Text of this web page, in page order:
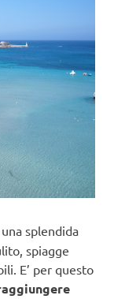
splendida
spiagge
E’ per questo